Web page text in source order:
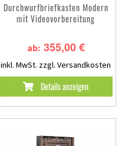
Durchwurfbriefkasten Modern
mit Videovorbereitung
ab: 355,00 €
inkl. MwSt. zzgl. Versandkosten
Details anzeigen